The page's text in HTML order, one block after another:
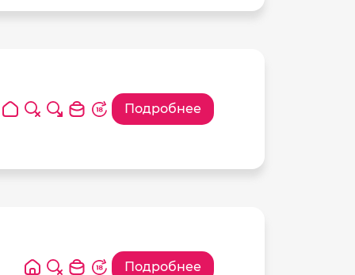
Подробнее
Подробнее